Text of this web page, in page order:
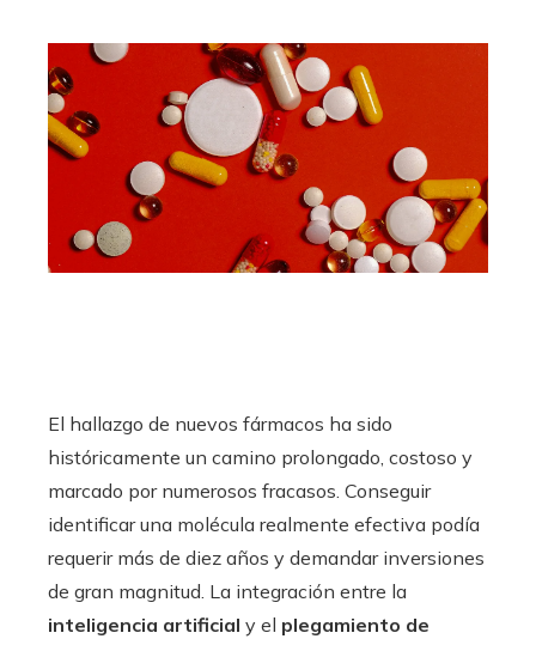
El hallazgo de nuevos fármacos ha sido
históricamente un camino prolongado, costoso y
marcado por numerosos fracasos. Conseguir
identificar una molécula realmente efectiva podía
requerir más de diez años y demandar inversiones
de gran magnitud. La integración entre la
inteligencia artificial y el plegamiento de